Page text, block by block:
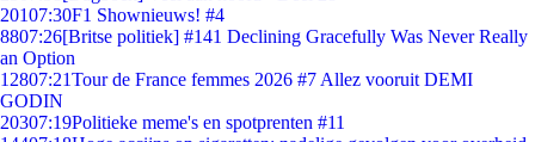
20107:30F1 Shownieuws! #4
8807:26[Britse politiek] #141 Declining Gracefully Was Never Really
an Option
12807:21Tour de France femmes 2026 #7 Allez vooruit DEMI
GODIN
20307:19Politieke meme's en spotprenten #11